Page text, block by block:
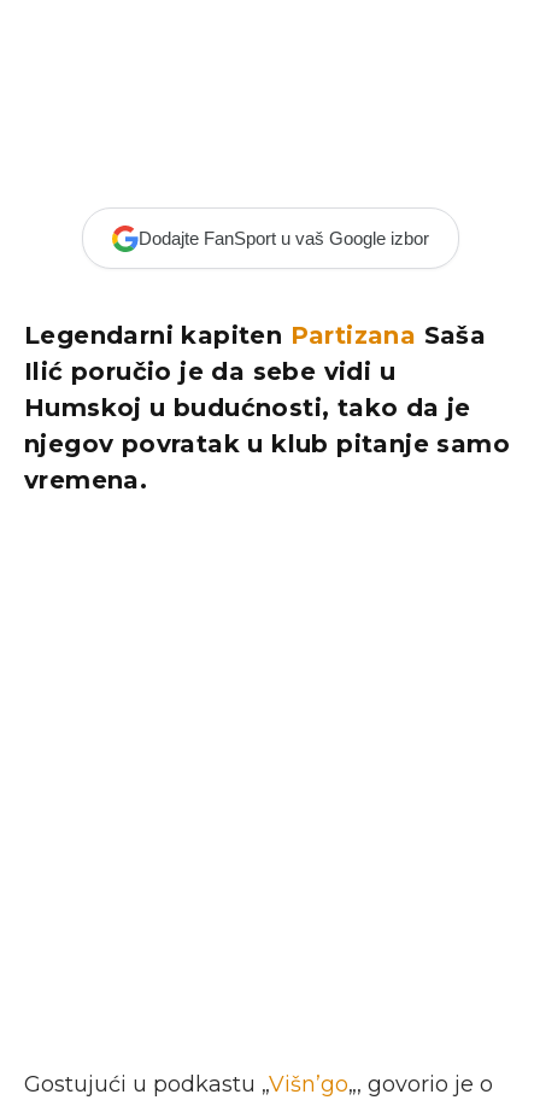
Dodajte FanSport u vaš Google izbor
Legendarni kapiten Partizana Saša
Ilić poručio je da sebe vidi u
Humskoj u budućnosti, tako da je
njegov povratak u klub pitanje samo
vremena.
Gostujući u podkastu „Višn’go„, govorio je o